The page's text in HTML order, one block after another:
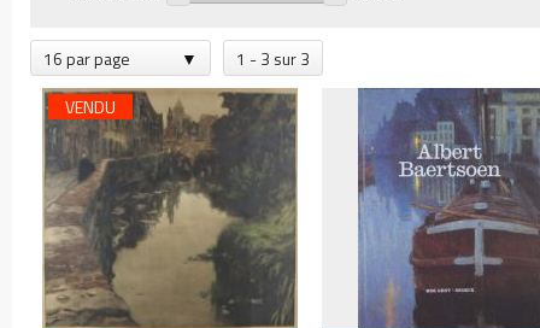
16 par page
1 - 3 sur 3
VENDU